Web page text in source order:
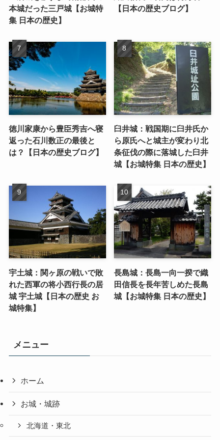
本城だった三戸城【お城特
集 日本の歴史】
【日本の歴史ブログ】
徳川家康から豊臣秀吉へ寝
返った石川数正の最後と
は？【日本の歴史ブログ】
臼井城：戦国期に臼井氏か
ら原氏へと城主が変わり北
条征伐の際に落城した臼井
城【お城特集 日本の歴史】
宇土城：関ヶ原の戦いで敗
れた西軍の将小西行長の居
城 宇土城【日本の歴史 お
城特集】
長島城：長島一向一揆で織
田信長を長年苦しめた長島
城【お城特集 日本の歴史】
メニュー
ホーム
お城・城跡
北海道・東北